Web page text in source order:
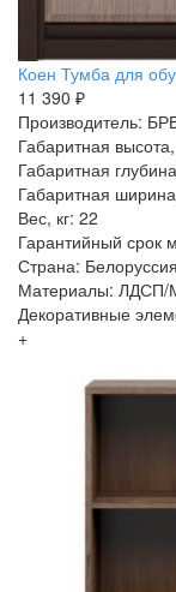
Коен Тумба для
11 390 ₽
Производитель:
Габаритная
Габаритная
Габаритная
Вес, кг: 22
Гарантийный срок
Страна: Белоруссия
Материалы:
Декоративные
+